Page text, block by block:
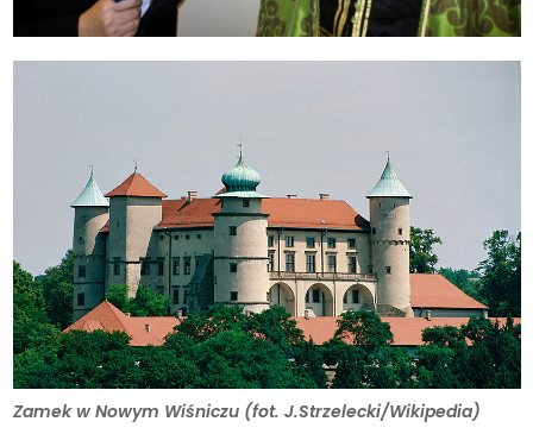
Zamek w Nowym Wiśniczu (fot. J.Strzelecki/Wikipedia)